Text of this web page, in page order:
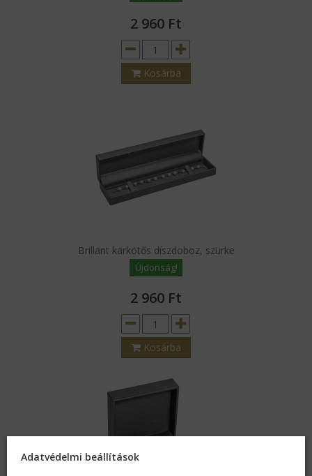
2 960 Ft
Kosárba
Brillant karkötős díszdoboz, szürke
Újdonság!
2 960 Ft
Kosárba
Adatvédelmi beállítások